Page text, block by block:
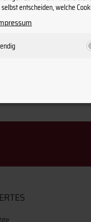
Wein &
profitieren Sie
entscheiden, welche